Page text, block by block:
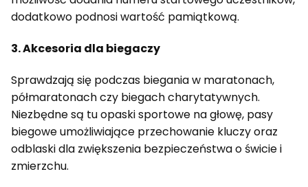
dodatkowo podnosi wartość pamiątkową.
3. Akcesoria dla biegaczy
Sprawdzają się podczas biegania w maratonach,
półmaratonach czy biegach charytatywnych.
Niezbędne są tu opaski sportowe na głowę, pasy
biegowe umożliwiające przechowanie kluczy oraz
odblaski dla zwiększenia bezpieczeństwa o świcie i
zmierzchu.